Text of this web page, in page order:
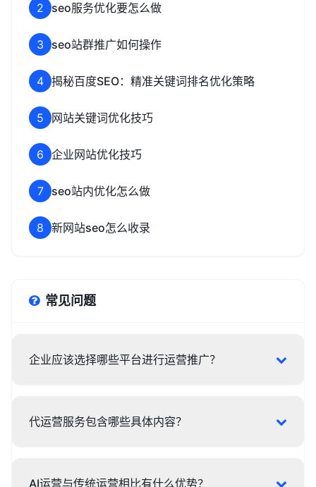
2 seo服务优化要怎么做
3 seo站群推广如何操作
4 揭秘百度SEO：精准关键词排名优化策略
5 网站关键词优化技巧
6 企业网站优化技巧
7 seo站内优化怎么做
8 新网站seo怎么收录
常见问题
企业应该选择哪些平台进行运营推广？
代运营服务包含哪些具体内容？
AI运营与传统运营相比有什么优势？